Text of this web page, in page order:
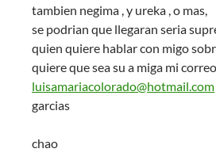
tambien negima , y ureka , o mas,
se podrian que llegaran seria
quien quiere hablar con migo
quiere que sea su a miga mi
luisamariacolorado@hotmail.com
garcias
chao